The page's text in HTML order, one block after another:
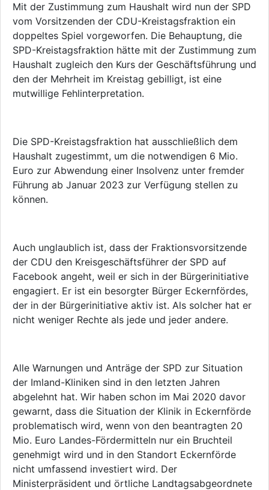
Mit der Zustimmung zum Haushalt wird nun der SPD
vom Vorsitzenden der CDU-Kreistagsfraktion ein
doppeltes Spiel vorgeworfen. Die Behauptung, die
SPD-Kreistagsfraktion hätte mit der Zustimmung zum
Haushalt zugleich den Kurs der Geschäftsführung und
den der Mehrheit im Kreistag gebilligt, ist eine
mutwillige Fehlinterpretation.
Die SPD-Kreistagsfraktion hat ausschließlich dem
Haushalt zugestimmt, um die notwendigen 6 Mio.
Euro zur Abwendung einer Insolvenz unter fremder
Führung ab Januar 2023 zur Verfügung stellen zu
können.
Auch unglaublich ist, dass der Fraktionsvorsitzende
der CDU den Kreisgeschäftsführer der SPD auf
Facebook angeht, weil er sich in der Bürgerinitiative
engagiert. Er ist ein besorgter Bürger Eckernfördes,
der in der Bürgerinitiative aktiv ist. Als solcher hat er
nicht weniger Rechte als jede und jeder andere.
Alle Warnungen und Anträge der SPD zur Situation
der Imland-Kliniken sind in den letzten Jahren
abgelehnt hat. Wir haben schon im Mai 2020 davor
gewarnt, dass die Situation der Klinik in Eckernförde
problematisch wird, wenn von den beantragten 20
Mio. Euro Landes-Fördermitteln nur ein Bruchteil
genehmigt wird und in den Standort Eckernförde
nicht umfassend investiert wird. Der
Ministerpräsident und örtliche Landtagsabgeordnete